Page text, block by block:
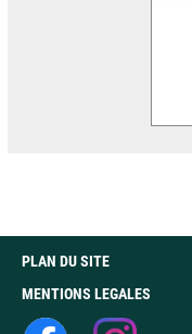
PLAN DU SITE
MENTIONS LEGALES